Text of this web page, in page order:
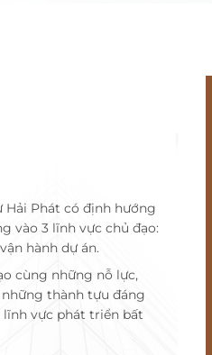
Hải Phát có định hướng
vào 3 lĩnh vực chủ đạo:
hành dự án.
cùng những nỗ lực,
những thành tựu đáng
vực phát triển bất